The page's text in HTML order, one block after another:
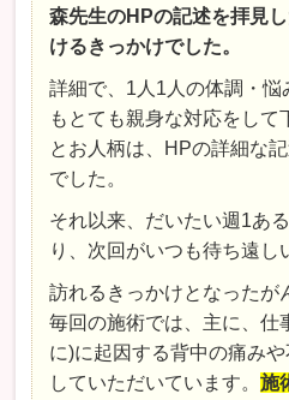
森先生のHPの記述を拝見
けるきっかけでした。
詳細で、 1 人 1 人の体調・
もとても親身な対応をして
とお人柄は、
HPの詳細な
でした。
それ以来、だいたい週 1あ
り、次回がいつも待ち遠し
訪れるきっかけとなったが
毎回の施術では、主に、仕
に)に起因する背中の痛み
していただいています。施